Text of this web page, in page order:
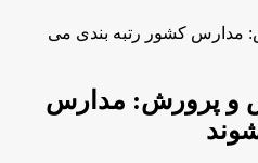
مدارس کشور رتبه بندی می
و پرورش: مدارس